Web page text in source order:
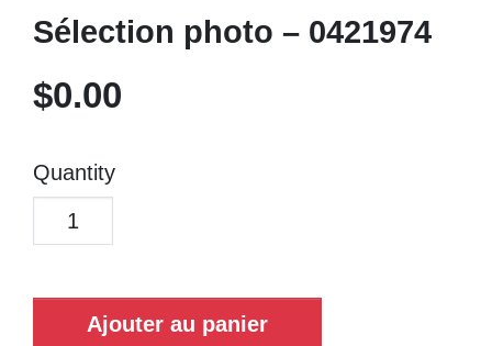
Sélection photo – 0421974
$0.00
Quantity
Ajouter au panier